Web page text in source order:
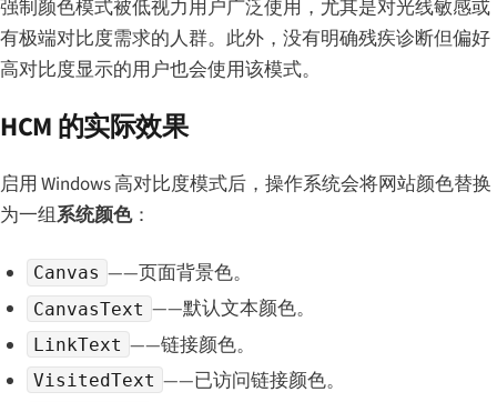
强制颜色模式被低视力用户广泛使用，尤其是对光线敏感或
有极端对比度需求的人群。此外，没有明确残疾诊断但偏好
高对比度显示的用户也会使用该模式。
HCM 的实际效果
启用 Windows 高对比度模式后，操作系统会将网站颜色替换
为一组系统颜色：
Canvas ——页面背景色。
CanvasText ——默认文本颜色。
LinkText ——链接颜色。
VisitedText ——已访问链接颜色。